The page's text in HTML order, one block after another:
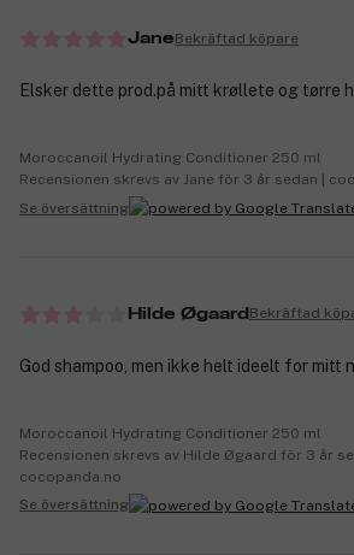
JaneBekräftad köpare
Elsker dette prod.på mitt krøllete og tørre
Moroccanoil Hydrating Conditioner 250 ml
Recensionen skrevs av Jane för 3 år sedan |
Se översättning
Hilde Øgaard Bekräftad
God shampoo, men ikke helt ideelt for mitt
Moroccanoil Hydrating Conditioner 250 ml
Recensionen skrevs av Hilde Øgaard för 3 år
cocopanda.no
Se översättning